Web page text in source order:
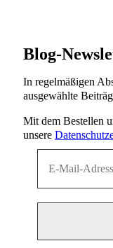
Blog-
In regelmäßigen
ausgewählte
Mit dem Bestellen
unsere